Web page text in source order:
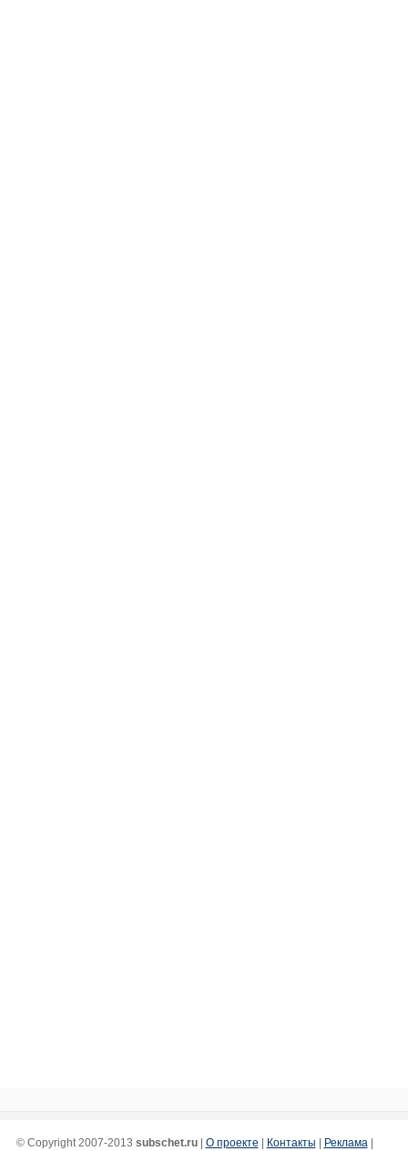
© Copyright 2007-2013 subschet.ru| О проекте Контакты Реклама|